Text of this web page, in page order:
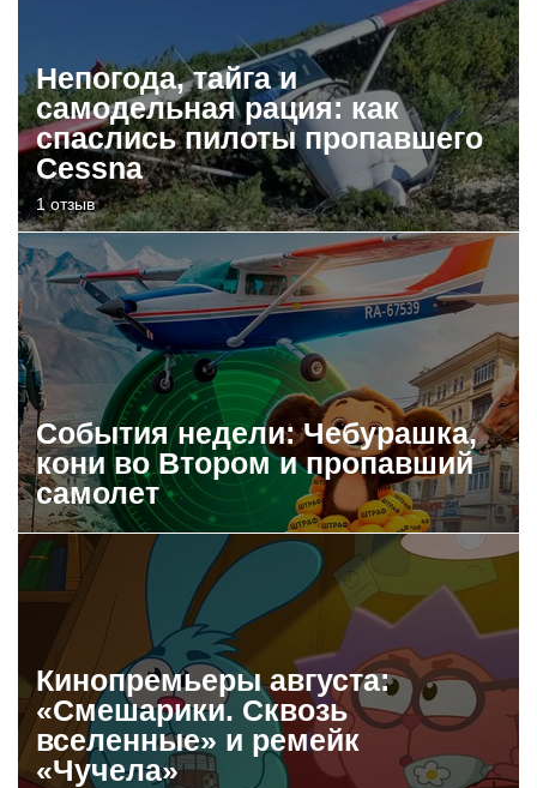
Непогода, тайга и
самодельная рация: как
спаслись пилоты пропавшего
Cessna
1 отзыв
События недели: Чебурашка,
кони во Втором и пропавший
самолет
Кинопремьеры августа:
«Смешарики. Сквозь
вселенные» и ремейк
«Чучела»